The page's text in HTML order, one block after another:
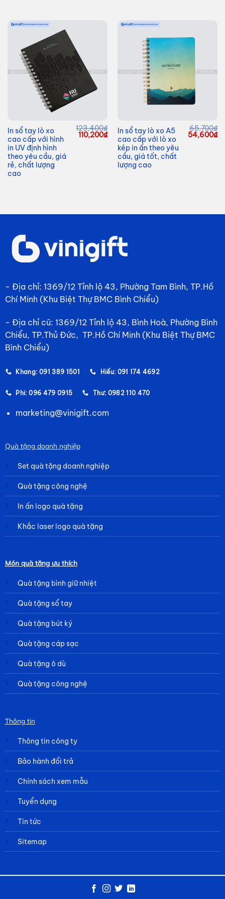
In sổ tay lò xo
cao cấp với hình
in UV định hình
theo yêu cầu, giá
rẻ, chất lượng
cao
123,400₫
Giá
gốc
110,200₫Giá
hiện
110,200₫.
In sổ tay lò xo A5
cao cấp với lò xo
kép in ấn theo yêu
cầu, giá tốt, chất
lượng cao
65,700₫
Giá
gốc
54,600₫
- Địa chỉ: 1369/12 Tỉnh lộ 43, Phường Tam Bình, TP.Hồ
Chí Minh (Khu Biệt Thự BMC Bình Chiểu)
- Địa chỉ cũ: 1369/12 Tỉnh lộ 43, Bình Hoà, Phường Bình
Chiểu, TP.Thủ Đức, TP.Hồ Chí Minh (Khu Biệt Thự BMC
Bình Chiểu)
Khang: 091 389 1501 Hiếu: 091 174 4692
Phi: 096 479 0915 Thư: 0982 110 470
marketing@vinigift.com
Quà tặng doanh nghiệp
Set quà tặng doanh nghiệp
Quà tặng công nghệ
In ấn logo quà tặng
Khắc laser logo quà tặng
Món quà tặng ưu thích
Quà tặng bình giữ nhiệt
Quà tặng sổ tay
Quà tặng bút ký
Quà tặng cáp sạc
Quà tặng ô dù
Quà tặng công nghệ
Thông tin
Thông tin công ty
Bảo hành đổi trả
Chính sách xem mẫu
Tuyển dụng
Tin tức
Sitemap